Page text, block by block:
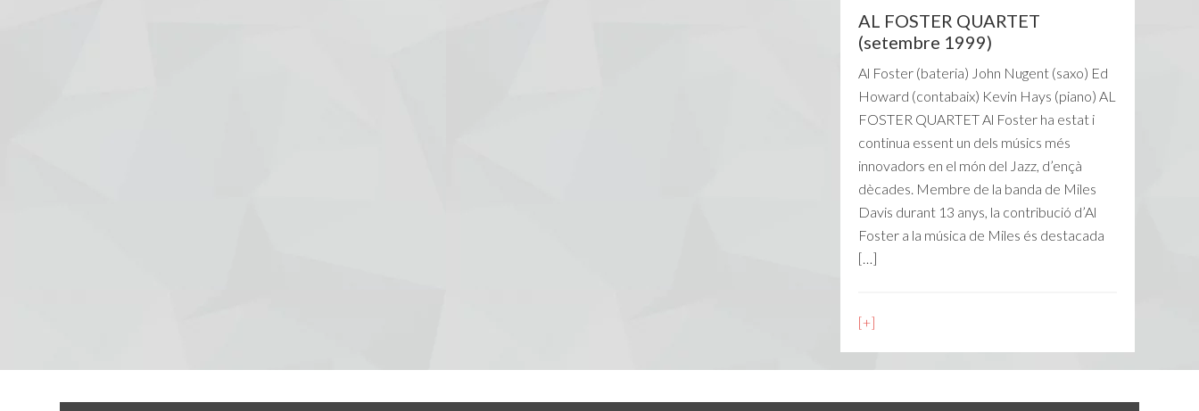
AL FOSTER QUARTET
(setembre 1999)
Al Foster (bateria) John Nugent (saxo) Ed
Howard (contabaix) Kevin Hays (piano) AL
FOSTER QUARTET Al Foster ha estat i
continua essent un dels músics més
innovadors en el món del Jazz, d’ençà
dècades. Membre de la banda de Miles
Davis durant 13 anys, la contribució d’Al
Foster a la música de Miles és destacada
[…]
[+]